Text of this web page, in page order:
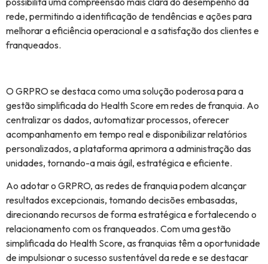
rede, permitindo a identificação de tendências e ações para
melhorar a eficiência operacional e a satisfação dos clientes e
franqueados.
O GRPRO se destaca como uma solução poderosa para a
gestão simplificada do Health Score em redes de franquia. Ao
centralizar os dados, automatizar processos, oferecer
acompanhamento em tempo real e disponibilizar relatórios
personalizados, a plataforma aprimora a administração das
unidades, tornando-a mais ágil, estratégica e eficiente.
Ao adotar o GRPRO, as redes de franquia podem alcançar
resultados excepcionais, tomando decisões embasadas,
direcionando recursos de forma estratégica e fortalecendo o
relacionamento com os franqueados. Com uma gestão
simplificada do Health Score, as franquias têm a oportunidade
de impulsionar o sucesso sustentável da rede e se destacar